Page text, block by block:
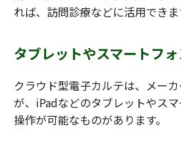
れば、訪問診療などに活用できま
タブレットやスマートフ
クラウド型電子カルテは、メー
が、iPadなどのタブレットやス
操作が可能なものがあります。